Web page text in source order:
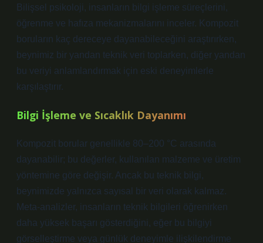
Bilişsel psikoloji, insanların bilgi işleme süreçlerini,
öğrenme ve hafıza mekanizmalarını inceler. Kompozit
boruların kaç dereceye dayanabileceğini araştırırken,
beynimiz bir yandan teknik veri toplarken, diğer yandan
bu veriyi anlamlandırmak için eski deneyimlerle
karşılaştırır.
Bilgi İşleme ve Sıcaklık Dayanımı
Kompozit borular genellikle 80–200 °C arasında
dayanabilir; bu değerler, kullanılan malzeme ve üretim
yöntemine göre değişir. Ancak bu teknik bilgi,
beynimizde yalnızca sayısal bir veri olarak kalmaz.
Meta-analizler, insanların teknik bilgileri öğrenirken
daha yüksek başarı gösterdiğini, eğer bu bilgiyi
görselleştirme veya günlük deneyimle ilişkilendirme